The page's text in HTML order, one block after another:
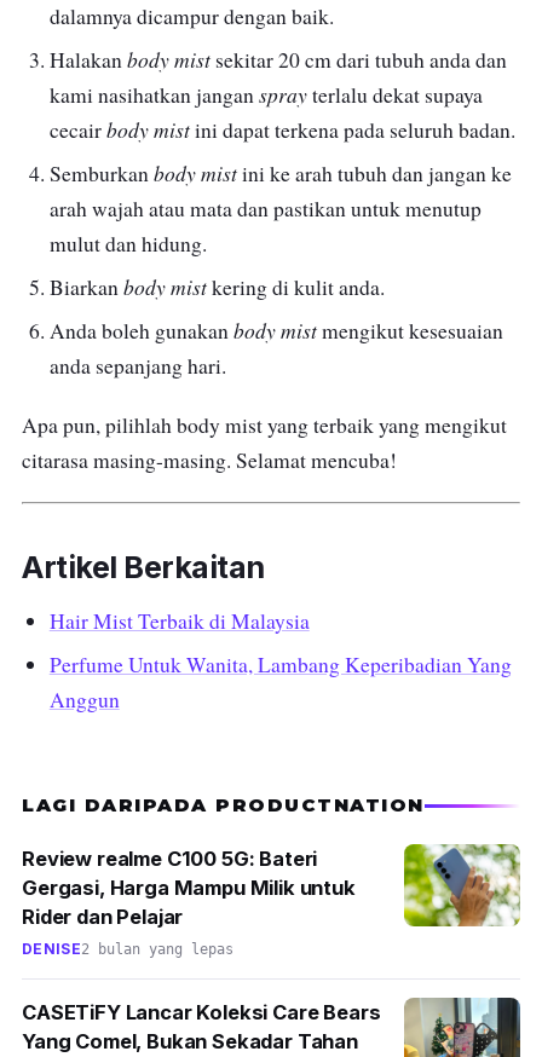
dalamnya dicampur dengan baik.
Halakan body mistsekitar 20 cm dari tubuh anda dan
kami nasihatkan jangan sprayterlalu dekat supaya
cecairbody mistini dapat terkena pada seluruh badan.
Semburkan body mistini ke arah tubuh dan jangan ke
arah wajah atau mata dan pastikan untuk menutup
mulut dan hidung.
Biarkan body mistkering di kulit anda.
Anda boleh gunakan body mistmengikut kesesuaian
anda sepanjang hari.
Apa pun, pilihlah body mist yang terbaik yang mengikut
citarasa masing-masing. Selamat mencuba!
Artikel Berkaitan
Hair Mist Terbaik di Malaysia
Perfume Untuk Wanita, Lambang Keperibadian Yang
Anggun
LAGI DARIPADA PRODUCTNATION
Review realme C100 5G: Bateri
Gergasi, Harga Mampu Milik untuk
Rider dan Pelajar
DENISE2 bulan yang lepas
CASETiFY Lancar Koleksi Care Bears
Yang Comel, Bukan Sekadar Tahan